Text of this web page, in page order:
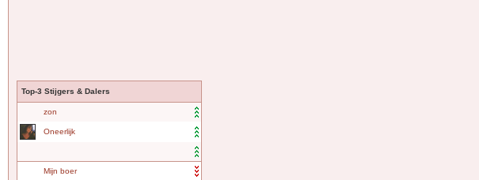
Top-3 Stijgers & Dalers
zon
Oneerlijk
Mijn boer